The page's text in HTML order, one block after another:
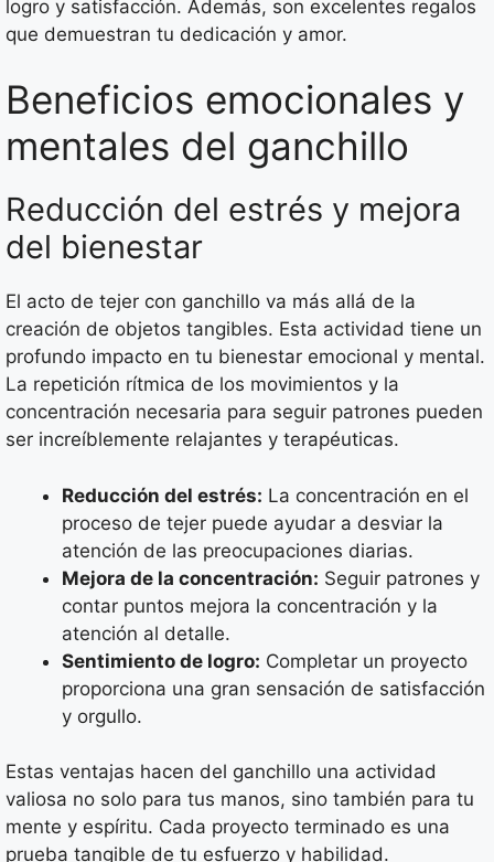
logro y satisfacción. Además, son excelentes regalos
que demuestran tu dedicación y amor.
Beneficios emocionales y
mentales del ganchillo
Reducción del estrés y mejora
del bienestar
El acto de tejer con ganchillo va más allá de la
creación de objetos tangibles. Esta actividad tiene un
profundo impacto en tu bienestar emocional y mental.
La repetición rítmica de los movimientos y la
concentración necesaria para seguir patrones pueden
ser increíblemente relajantes y terapéuticas.
Reducción del estrés: La concentración en el
proceso de tejer puede ayudar a desviar la
atención de las preocupaciones diarias.
Mejora de la concentración: Seguir patrones y
contar puntos mejora la concentración y la
atención al detalle.
Sentimiento de logro: Completar un proyecto
proporciona una gran sensación de satisfacción
y orgullo.
Estas ventajas hacen del ganchillo una actividad
valiosa no solo para tus manos, sino también para tu
mente y espíritu. Cada proyecto terminado es una
prueba tangible de tu esfuerzo y habilidad.